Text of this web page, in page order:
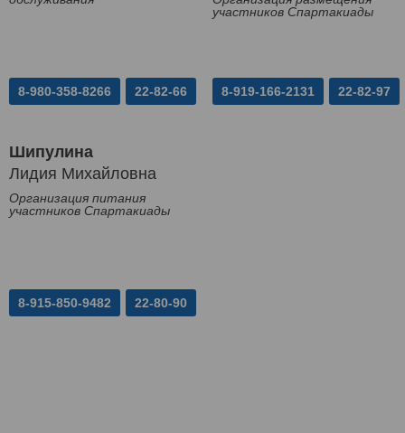
8-980-358-8266 22-82-66
участников Спартакиады
8-919-166-2131 22-82-97
Шипулина
Лидия Михайловна
Организация питания
участников Спартакиады
8-915-850-9482 22-80-90